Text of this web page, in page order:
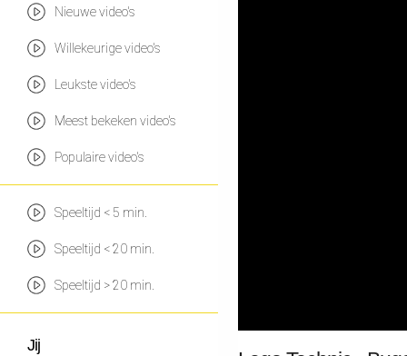
Nieuwe video's
Willekeurige video's
Leukste video's
Meest bekeken video's
Populaire video's
Speeltijd < 5 min.
Speeltijd < 20 min.
Speeltijd > 20 min.
Jij